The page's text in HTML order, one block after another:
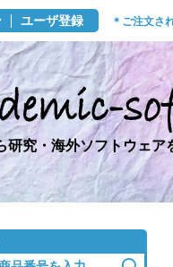
ユーザ登録 ＊ご注文さ
研究・海外ソフトウェア